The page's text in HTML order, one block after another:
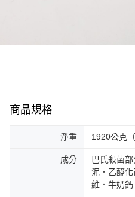
商品規格
淨重 1920公克
成分
巴氏殺菌
泥．乙醯
維．牛奶